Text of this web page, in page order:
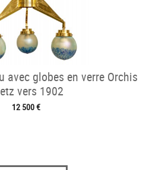
avec globes en verre Orchis
vers 1902
12 500 €